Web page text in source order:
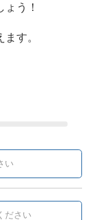
う！
す。